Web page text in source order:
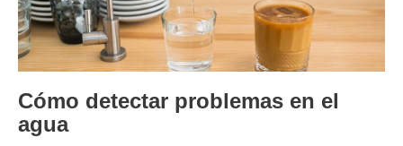
Cómo detectar problemas en el
agua